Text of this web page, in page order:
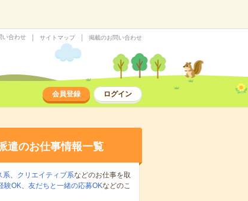
い合わせ サイトマップ 掲載のお問い合わせ
会員登録 ログイン
遣のお仕事情報一覧
系、 クリエイティブ系などのお仕事を取
験OK、 友だちと一緒の応募OKなどのこ